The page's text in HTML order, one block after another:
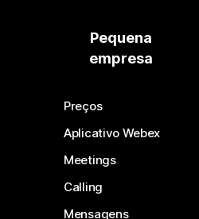
Pequena
empresa
Preços
Aplicativo Webex
Meetings
Calling
Mensagens